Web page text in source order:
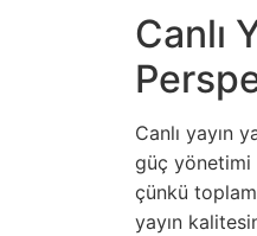
Canlı
Canlı yayın
güç yönetimi
çünkü
yayın